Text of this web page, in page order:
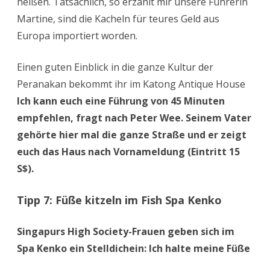
Martine, sind die Kacheln für teures Geld aus
Europa importiert worden.
Einen guten Einblick in die ganze Kultur der
Peranakan bekommt ihr im Katong Antique House
Ich kann euch eine Führung von 45 Minuten
empfehlen, fragt nach Peter Wee. Seinem Vater
gehörte hier mal die ganze Straße und er zeigt
euch das Haus nach Vornameldung (Eintritt 15
S$).
Tipp 7: Füße kitzeln im Fish Spa Kenko
Singapurs High Society-Frauen geben sich im
Spa Kenko ein Stelldichein: Ich halte meine Füße